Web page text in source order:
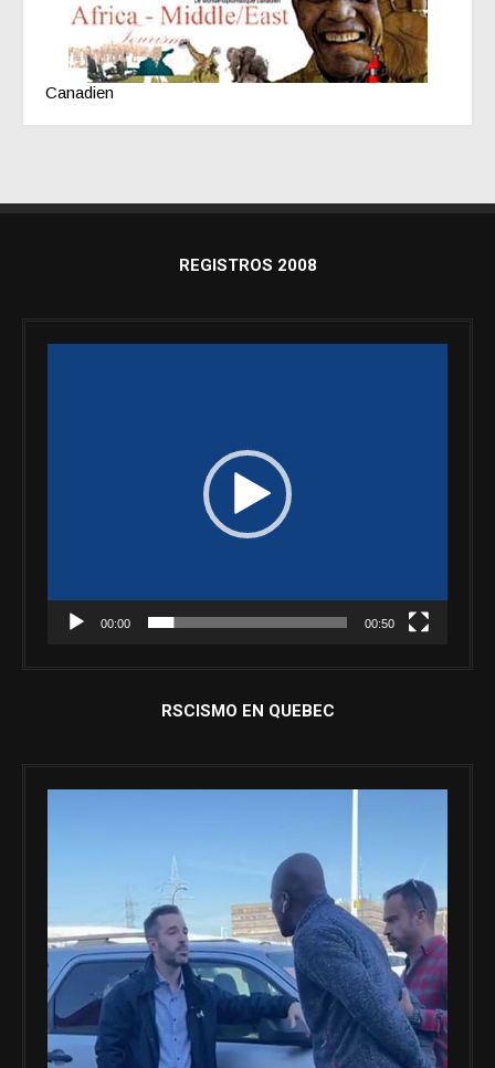
Canadien
REGISTROS 2008
00:00 00:50
RSCISMO EN QUEBEC